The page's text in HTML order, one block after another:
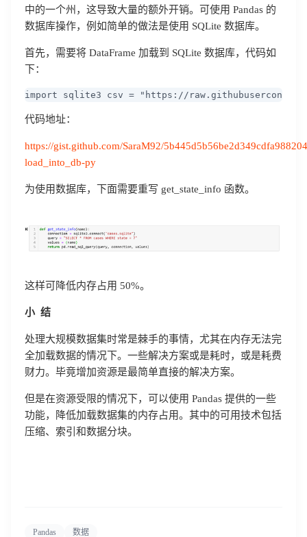
中的一个州，这导致大量的额外开销。可使用 Pandas 的
数据库操作，例如简单的做法是使用 SQLite 数据库。
首先，需要将 DataFrame 加载到 SQLite 数据库，代码如
下：
import sqlite3 csv = "https://
代码地址：
https://gist.github.com/SaraM92/
load_into_db-py
为使用数据库，下面需要重写 get_state_info 函数。
这样可降低内存占用 50%。
小 结
处理大规模数据集时常是棘手的事情，尤其在内存无法完
全加载数据的情况下。一些解决方案或是耗时，或是耗费
财力。毕竟增加资源是最简单直接的解决方案。
但是在资源受限的情况下，可以使用 Pandas 提供的一些
功能，降低加载数据集的内存占用。其中的可用技术包括
压缩、索引和数据分块。
Pandas 数据